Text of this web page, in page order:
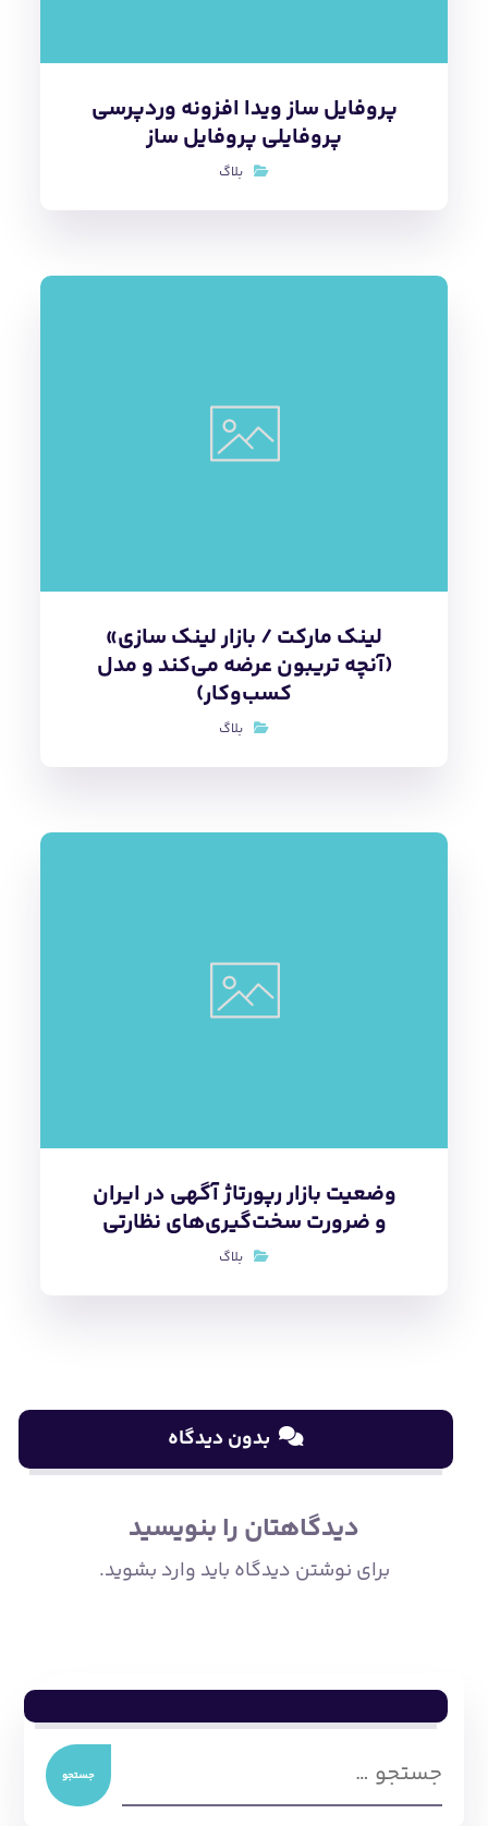
پروفایل ساز ویدا افزونه وردپرسی
پروفایلی پروفایل ساز
بلاگ
لینک مارکت / بازار لینک سازی»
(آنچه تریبون عرضه می‌کند و مدل
کسب‌و‌کار)
بلاگ
وضعیت بازار رپورتاژ آگهی در ایران
و ضرورت سخت‌گیری‌های نظارتی
بلاگ
بدون دیدگاه
دیدگاهتان را بنویسید
برای نوشتن دیدگاه باید وارد بشوید.
جستجو